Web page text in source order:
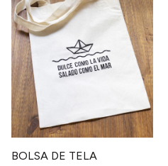
BOLSA DE TELA